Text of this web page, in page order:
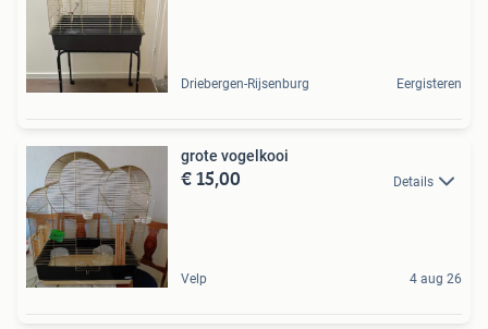
Driebergen-Rijsenburg Eergisteren
grote vogelkooi
€ 15,00 Details
Velp 4 aug 26